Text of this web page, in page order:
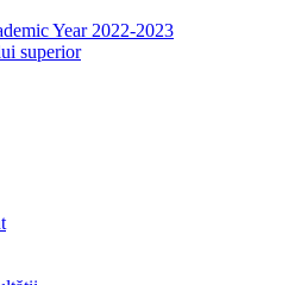
Year 2022-2023
superior